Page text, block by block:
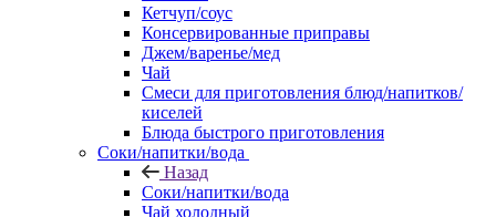
Кетчуп/соус
Консервированные приправы
Джем/варенье/мед
Чай
Смеси для приготовления блюд/напитков/
киселей
Блюда быстрого приготовления
Соки/напитки/вода
Назад
Соки/напитки/вода
Чай холодный